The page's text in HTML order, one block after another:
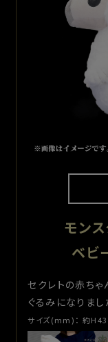
モン
ベビ
セクレトの赤ち
ぐるみになりまし
サイズ(mm)： 約